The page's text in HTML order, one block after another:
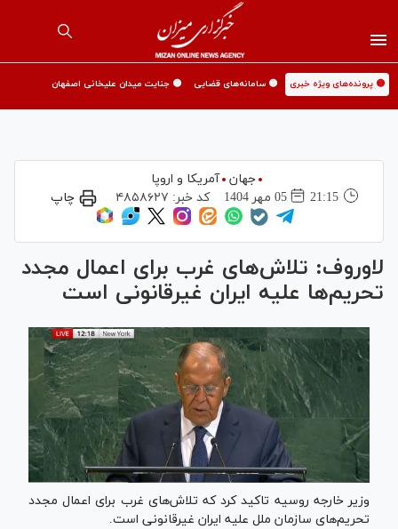
🟡 پرونده‌های ویژه خبری 🟡 سامانه‌های قضایی 🟡 جنایت میدان علیخانی اصفهان
جهان
آمریکا و اروپا
21:15
05 مهر 1404 کد خبر: ۴۸۵۸۶۲۷ چاپ
لاوروف: تلاش‌های غرب برای اعمال مجدد
تحریم‌ها علیه ایران غیرقانونی است
وزیر خارجه روسیه تاکید کرد که تلاش‌های غرب برای اعمال مجدد
تحریم‌های سازمان ملل علیه ایران غیرقانونی است.